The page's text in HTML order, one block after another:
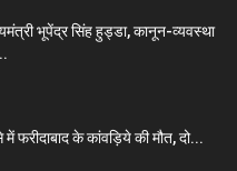
भूपेंद्र सिंह हुड्डा, कानून-व्यवस्था
में फरीदाबाद के कांवड़िये की मौत, दो...